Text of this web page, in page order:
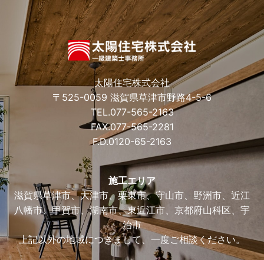
太陽住宅株式会社
〒525-0059 滋賀県草津市野路4-5-6
TEL.077-565-2163
FAX.077-565-2281
F.D.0120-65-2163
施工エリア
滋賀県草津市、大津市、栗東市、守山市、野洲市、近江
八幡市、甲賀市、湖南市、東近江市、京都府山科区、宇
治市
上記以外の地域につきまして、一度ご相談ください。